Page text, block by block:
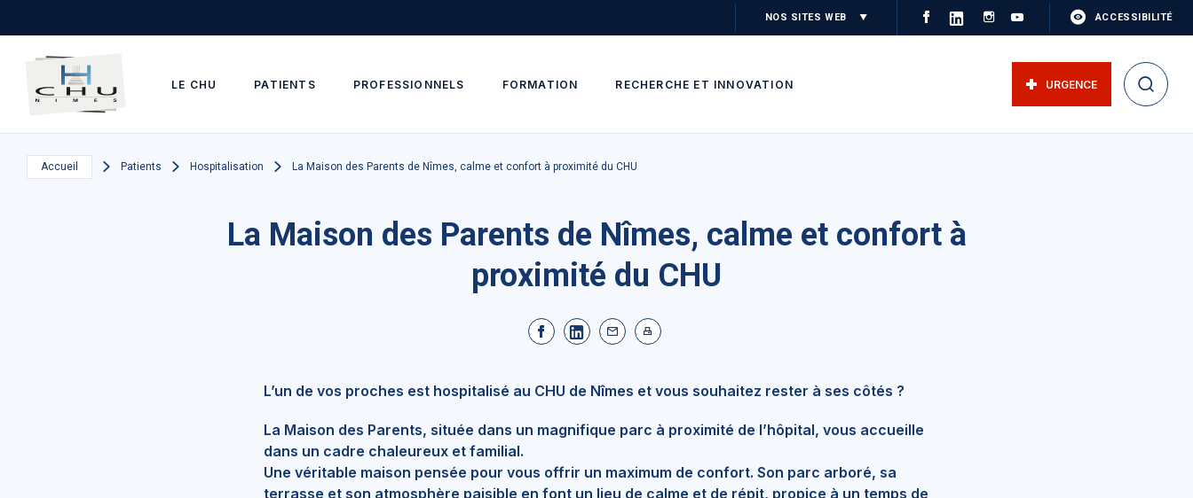
LE CHU PATIENTS PROFESSIONNELS FORMATION RECHERCHE ET INNOVATION
NOS SITES WEB ACCESSIBILITÉ
URGENCE
Accueil Patients Hospitalisation La Maison des Parents de Nîmes, calme et confort à proximité du CHU
La Maison des Parents de Nîmes, calme et confort à
proximité du CHU
L’un de vos proches est hospitalisé au CHU de Nîmes et vous souhaitez rester à ses côtés ?
La Maison des Parents, située dans un magnifique parc à proximité de l’hôpital, vous accueille
dans un cadre chaleureux et familial.
Une véritable maison pensée pour vous offrir un maximum de confort. Son parc arboré, sa
terrasse et son atmosphère paisible en font un lieu de calme et de répit, propice à un temps de